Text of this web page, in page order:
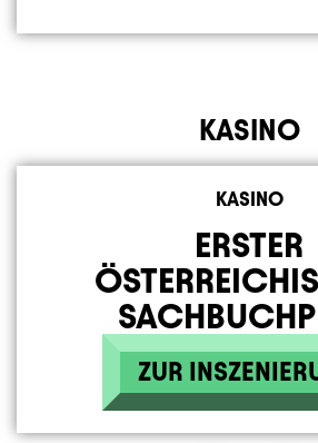
KASINO
ERSTER
KASINO
ZUR